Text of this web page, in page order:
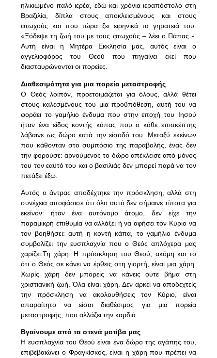
ηλικιωμένο ιταλό ιερέα, εδώ και χρόνια ιεραπόστολο στη
Βραζιλία, δίπλα στους αποκλεισμένους και στους
φτωχούς και που τώρα ζει ειρηνικά τα γηρατειά του.
«Ξόδεψε τη ζωή του με τους φτωχούς – λέει ο Πάπας -.
Αυτή είναι η Μητέρα Εκκλησία μας, αυτός είναι ο
αγγελιοφόρος του Θεού που πηγαίνει εκεί που
διασταυρώνονται οι πορείες.
Διαθεσιμότητα για μια πορεία μεταστροφής
Ο Θεός λοιπόν, προετοιμάζεται για όλους, αλλά θέτει
στους καλεσμένους του μια προϋπόθεση, αυτή του να
φοράει το γαμήλιο ένδυμα που στην εποχή του Ιησού
ήταν ένα είδος κοντής κάπας που ο κάθε επισκέπτης
λάβαινε ως δώρο κατά την είσοδό του. Μεταξύ εκείνων
που κάθονταν στο συμπόσιο της παραβολής, ένας δεν
την φορούσε: αρνούμενος το δώρο απέκλεισε από μόνος
του τον εαυτό του και ο βασιλιάς δεν μπορεί παρά να τον
πετάξει έξω.
Αυτός ο άντρας αποδέχτηκε την πρόσκληση, αλλά στη
συνέχεια αποφάσισε ότι όλο αυτό δεν σήμαινε τίποτα για
εκείνον: ήταν ένα αυτόνομο άτομο, δεν είχε την
παραμικρή επιθυμία να αλλάξει ή να αφήσει τον Κύριο να
τον βοηθήσει: αυτή η κοντή κάπα, το γαμήλιο ένδυμα
συμβολίζει την ευσπλαχνία που ο Θεός απλόχερα μας
χαρίζει.Τη χάρη. Η πρόσκληση του Θεού, ακόμη και το
ότι ο Θεός σε κάνει να έρθεις στη γιορτή, είναι μια χάρη.
Χωρίς χάρη δεν μπορείς να κάνεις ούτε βήμα στη
χριστιανική ζωή. Όλα είναι χάρη. Δεν αρκεί να αποδεχτείς
την πρόσκληση να ακολουθήσεις τον Κύριο, είναι
απαραίτητο να είσαι διαθέσιμος για μια πορεία
μεταστροφής, που αλλάζει την καρδιά.
Βγαίνουμε από τα στενά μοτίβα μας
Η ευσπλαχνία του Θεού είναι ένα δώρο της αγάπης του,
επιβεβαιώνει ο Φραγκίσκος, είναι η χάρη που πρέπει να